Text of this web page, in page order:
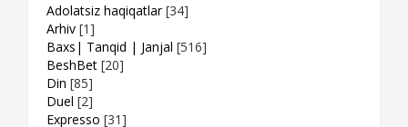
Adolatsiz haqiqatlar [34]
Arhiv [1]
Baxs| Tanqid | Janjal [516]
BeshBet [20]
Din [85]
Duel [2]
Expresso [31]